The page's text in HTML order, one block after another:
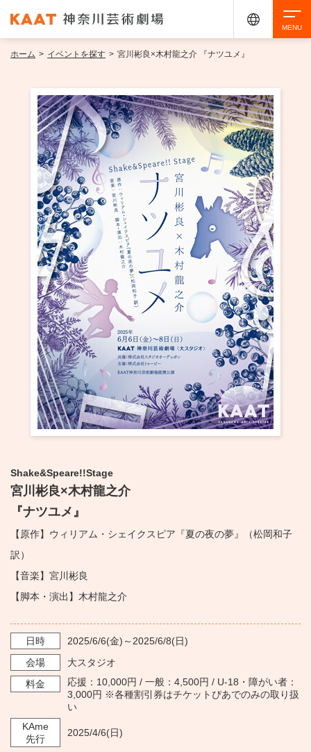
イベントを探す
・ イベント一覧
・ イベントカレンダー
ご来場案内
・ 館内サービス・アクセシビリティ
・ フロアマップ
・ レストラン/カフェ
・ 交通案内
・ よくある質問
施設を借りる
KAATについて
・ ミッション
・ 芸術監督
・ フロアマップ
・ レストラン/カフェ
KAAT 神奈川芸術劇場
アクセシビリティ チケット購入 交通案内
ホーム > イベントを探す > 宮川彬良×木村龍之介 『ナツユメ』
Shake&Speare!!Stage
宮川彬良×木村龍之介
『ナツユメ』
【原作】ウィリアム・シェイクスピア『夏の夜の夢』（松岡和子
訳）
【音楽】宮川彬良
【脚本・演出】木村龍之介
日時 2025/6/6(金)～ 2025/6/8(日)
会場
大スタジオ
料金
応援：10,000円 / 一般：4,500円 / U-18・障がい者：
3,000円 ※各種割引券はチケットぴあでのみの取り扱
い
KAme
先行
2025/4/6(日)